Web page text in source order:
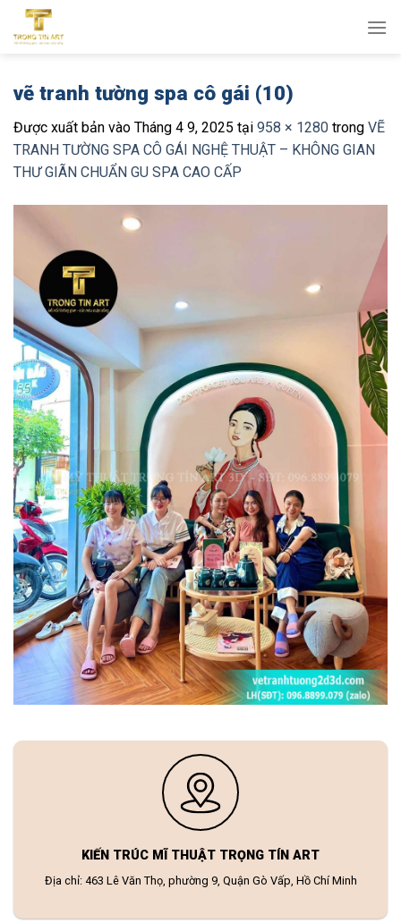
qua
vẽ tranh tường spa cô gái (10)
Được xuất bản vào Tháng 4 9, 2025 tại 958 × 1280 trong VẼ
TRANH TƯỜNG SPA CÔ GÁI NGHỆ THUẬT – KHÔNG GIAN
THƯ GIÃN CHUẨN GU SPA CAO CẤP
KIẾN TRÚC MĨ THUẬT TRỌNG TÍN ART
Địa chỉ: 463 Lê Văn Thọ, phường 9, Quận Gò Vấp, Hồ Chí Minh